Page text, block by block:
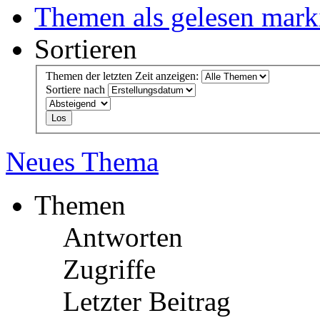
Themen als gelesen
Sortieren
Themen der letzten Zeit anzeigen:
Sortiere nach
Neues Thema
Themen
Antworten
Zugriffe
Letzter Beitrag